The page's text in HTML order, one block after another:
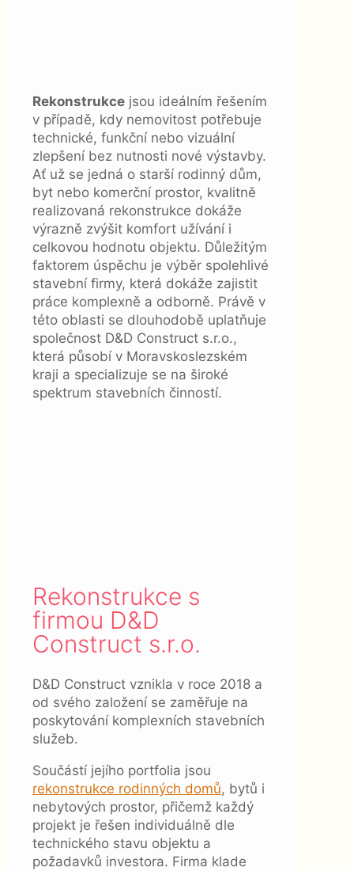
Rekonstrukce jsou ideálním řešením
v případě, kdy nemovitost potřebuje
technické, funkční nebo vizuální
zlepšení bez nutnosti nové výstavby.
Ať už se jedná o starší rodinný dům,
byt nebo komerční prostor, kvalitně
realizovaná rekonstrukce dokáže
výrazně zvýšit komfort užívání i
celkovou hodnotu objektu. Důležitým
faktorem úspěchu je výběr spolehlivé
stavební firmy, která dokáže zajistit
práce komplexně a odborně. Právě v
této oblasti se dlouhodobě uplatňuje
společnost D&D Construct s.r.o.,
která působí v Moravskoslezském
kraji a specializuje se na široké
spektrum stavebních činností.
Rekonstrukce s
firmou D&D
Construct s.r.o.
D&D Construct vznikla v roce 2018 a
od svého založení se zaměřuje na
poskytování komplexních stavebních
služeb.
Součástí jejího portfolia jsou
rekonstrukce rodinných domů, bytů i
nebytových prostor, přičemž každý
projekt je řešen individuálně dle
technického stavu objektu a
požadavků investora. Firma klade